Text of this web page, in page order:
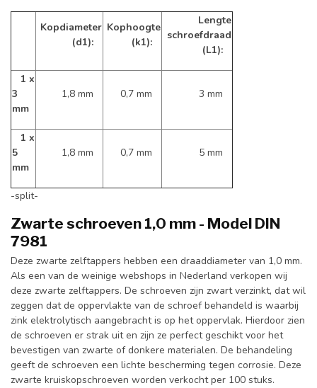
Kopdiameter
(d1):
Kophoogte
(k1):
Lengte
schroefdraad
(L1):
1 x
3
mm
1,8 mm 0,7 mm 3 mm
1 x
5
mm
1,8 mm 0,7 mm 5 mm
-split-
Zwarte schroeven 1,0 mm - Model DIN
7981
Deze zwarte zelftappers hebben een draaddiameter van 1,0 mm.
Als een van de weinige webshops in Nederland verkopen wij
deze zwarte zelftappers. De schroeven zijn zwart verzinkt, dat wil
zeggen dat de oppervlakte van de schroef behandeld is waarbij
zink elektrolytisch aangebracht is op het oppervlak. Hierdoor zien
de schroeven er strak uit en zijn ze perfect geschikt voor het
bevestigen van zwarte of donkere materialen. De behandeling
geeft de schroeven een lichte bescherming tegen corrosie. Deze
zwarte kruiskopschroeven worden verkocht per 100 stuks.